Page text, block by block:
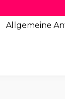
Allgemeine